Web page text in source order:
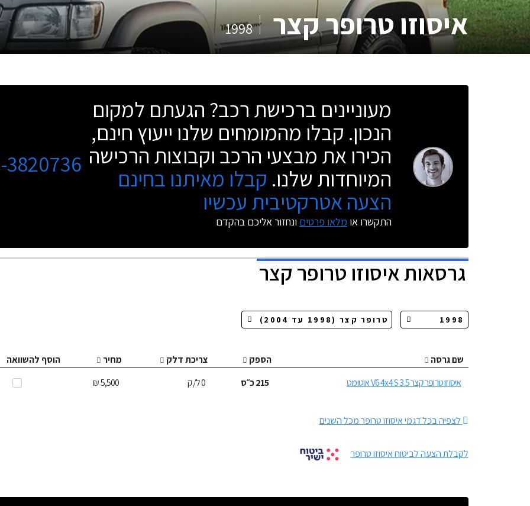
איסוזו טרופר קצר 1998
מעוניינים ברכישת רכב? הגעתם למקום
הנכון. קבלו מהמומחים שלנו ייעוץ חינם,
הכירו את מבצעי הרכב וקבוצות הרכישה
המיוחדות שלנו. קבלו מאיתנו בחינם
הצעה אטרקטיבית עכשיו
התקשרו או מלאו פרטים ונחזור אליכם בהקדם
3820736
גרסאותאיסוזו טרופר קצר
שם גרסה הספק צריכת דלק מחיר
הוסף להשוואה
איסוזו טרופר קצר 3.5 V6 4x4 S אוטומט
215כ״ס 0ל/ק 5,500 ₪
לצפיה בכל דגמי איסוזו טרופר מכל השנים
לקבלת הצעה לביטוח איסוזו טרופר